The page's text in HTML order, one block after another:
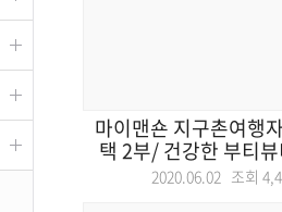
마이맨숀 지구촌여행
택 2부/ 건강한 부티
2020.06.02 조회